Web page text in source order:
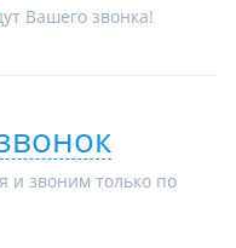
Вашего звонка!
звоним только по